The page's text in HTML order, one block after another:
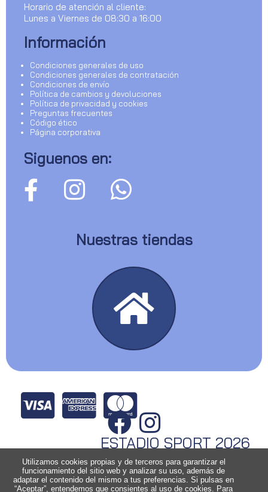
Horario de atención al cliente:
Lunes a Viernes de 08:30 a 16:00
Información
Condiciones generales de uso
Condiciones generales de contratación
Condiciones de envío
Política de cambios y devoluciones
Política de privacidad y cookies
Preguntas frecuentes
Código ético
Página corporativa
Siguenos en:
Nuestras tiendas
ESTADIO SPORT 2026
Utilizamos cookies propias y de terceros para garantizar el
funcionamiento del sitio web y analizar su uso, además de
adaptar el contenido del mismo a tus preferencias. Si pulsas en
“Aceptar”, entendemos que consientes al uso de cookies. Para